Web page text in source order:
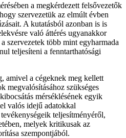
a megkérdezett felsővezetők
szervezetük az elmúlt évben
A kutatásból azonban is is
való áttérés ugyanakkor
szervezetek több mint egyharmada
teljesíteni a fenntarthatósági
amivel a cégeknek meg kellett
megvalósításához szükséges
mérséklésének egyik
valós idejű adatokkal
teljesítményéről,
melyek kritikusak az
szempontjából.